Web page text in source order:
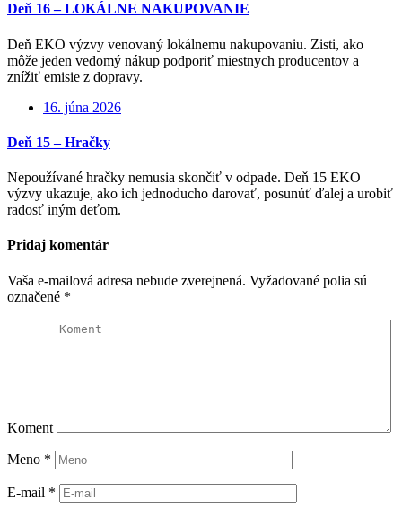
Deň 16 – LOKÁLNE NAKUPOVANIE
Deň EKO výzvy venovaný lokálnemu nakupovaniu. Zisti, ako
môže jeden vedomý nákup podporiť miestnych producentov a
znížiť emisie z dopravy.
16. júna 2026
Deň 15 – Hračky
Nepoužívané hračky nemusia skončiť v odpade. Deň 15 EKO
výzvy ukazuje, ako ich jednoducho darovať, posunúť ďalej a urobiť
radosť iným deťom.
Pridaj komentár
Vaša e-mailová adresa nebude zverejnená. Vyžadované polia sú
označené *
Koment
Meno *
E-mail *